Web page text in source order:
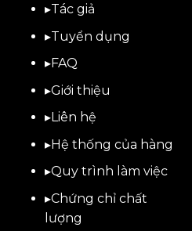
▸Tác giả
▸Tuyển dụng
▸FAQ
▸Giới thiệu
▸Liên hệ
▸Hệ thống của hàng
▸Quy trình làm việc
▸Chứng chỉ chất
lượng